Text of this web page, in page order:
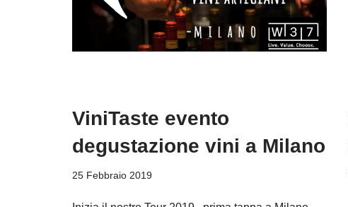
ViniTaste evento
degustazione vini a Milano
25 Febbraio 2019